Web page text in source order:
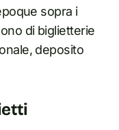
sopra i
di biglietterie
deposito